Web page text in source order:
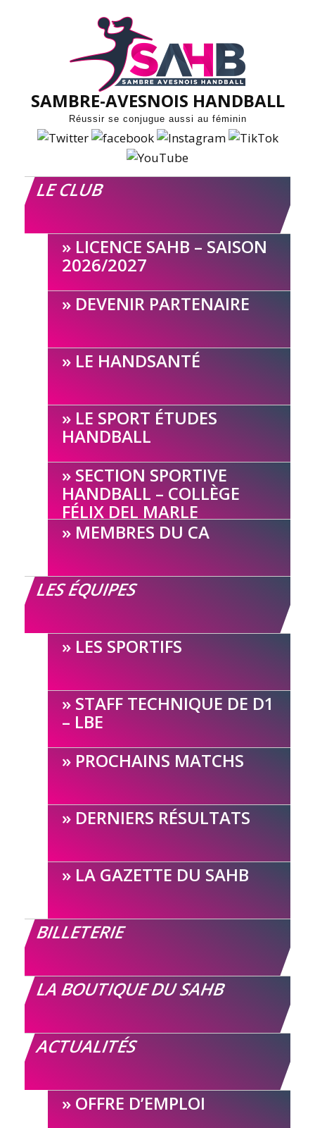
SAMBRE-AVESNOIS HANDBALL
Réussir se conjugue aussi au féminin
LE CLUB
LICENCE SAHB – SAISON
2026/2027
DEVENIR PARTENAIRE
LE HANDSANTÉ
LE SPORT ÉTUDES
HANDBALL
SECTION SPORTIVE
HANDBALL – COLLÈGE
FÉLIX DEL MARLE
MEMBRES DU CA
LES ÉQUIPES
LES SPORTIFS
STAFF TECHNIQUE DE D1
– LBE
PROCHAINS MATCHS
DERNIERS RÉSULTATS
LA GAZETTE DU SAHB
BILLETERIE
LA BOUTIQUE DU SAHB
ACTUALITÉS
OFFRE D’EMPLOI